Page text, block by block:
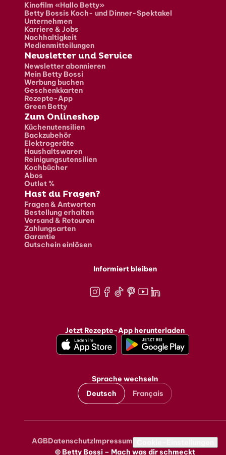
Kinofilm «Hallo Betty»
Betty Bossis Koch- und Dinner-Spektakel
Unternehmen
Karriere & Jobs
Nachhaltigkeit
Medienmitteilungen
Newsletter und Service
Newsletter abonnieren
Mein Betty Bossi
Werbung buchen
Geschenkkarten
Rezepte-App
Green Betty
Zum Onlineshop
Küchenutensilien
Backzubehör
Elektrogeräte
Haushaltswaren
Reinigungsutensilien
Kochbücher
Abos
Outlet %
Hast du Fragen?
Fragen & Antworten
Bestellung erhalten
Versand & Retouren
Zahlungsarten
Garantie
Gutschein einlösen
Informiert bleiben
Jetzt Rezepte-App herunterladen
Sprache wechseln
Deutsch
Français
Metanavigation
AGBDatenschutzImpressum
© Betty Bossi – Mach was dir schmeckt